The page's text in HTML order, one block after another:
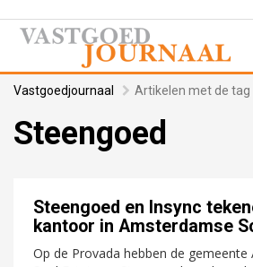
Vastgoedjournaal Artikelen met de tag
Steengoed
Steengoed en Insync
kantoor in Amsterdamse
Op de Provada hebben de